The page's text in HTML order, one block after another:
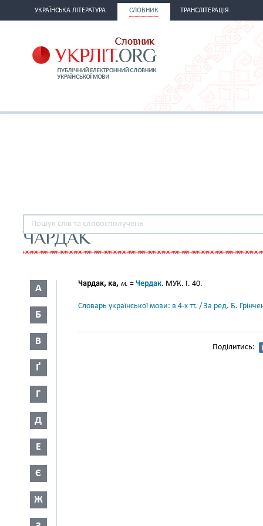
УКРАЇНСЬКА ЛІТЕРАТУРА СЛОВНИК ТРАНСЛІТЕРАЦІЯ
ЧАРДАК
А
Б
В
Ґ
Г
Д
Е
Є
Ж
Чардак, ка, м. = Чердак. МУК. І. 40.
Словарь української мови: в 4-х тт. / За ред. Б.
Поділитись: